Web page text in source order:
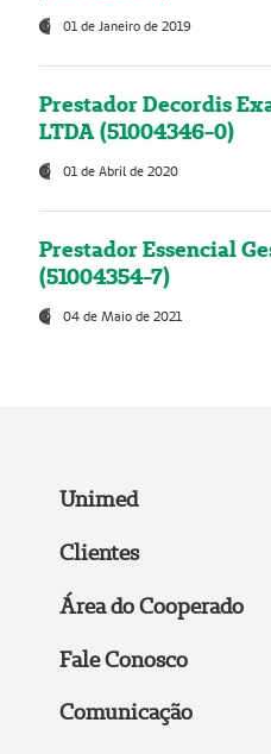
01 de Janeiro de 2019
Prestador Decordis
LTDA (51004346-0)
01 de Abril de 2020
Prestador Essencial
(51004354-7)
04 de Maio de 2021
Unimed
Clientes
Área do Cooperado
Fale Conosco
Comunicação